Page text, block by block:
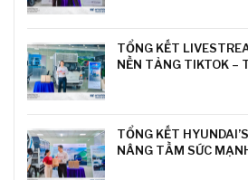
TỔNG KẾT
NỀN TẢNG TIKTOK –
TỔNG KẾT
NÂNG TẦM SỨC